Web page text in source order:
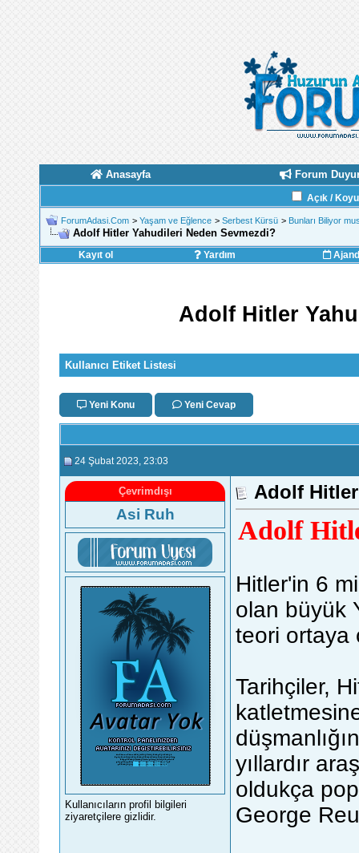
Anasayfa Forum
Açık /
ForumAdasi.Com > Yaşam ve Eğlence > Serbest Kürsü > Bunları Biliyor
Adolf Hitler Yahudileri Neden Sevmezdi?
Kayıt ol Yardım
Adolf Hitler
Kullanıcı Etiket Listesi
Yeni Konu Yeni Cevap
24 Şubat 2023 , 23:03
Çevrimdışı
Asi Ruh
Kullanıcıların profil bilgileri
ziyaretçilere gizlidir.
Adolf
Adolf
Hitler'in 6
olan büyük
teori ortaya
Tarihçiler,
yıllardır
oldukça
George